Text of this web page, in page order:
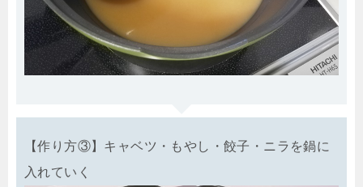
【作り方③】キャベツ・もやし・餃子・ニラを鍋に
入れていく